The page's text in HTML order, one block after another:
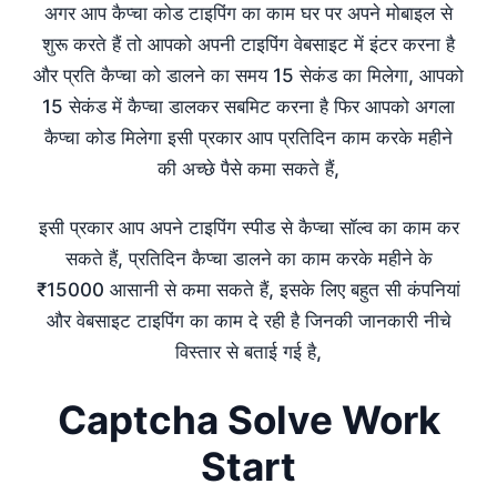
अगर आप कैप्चा कोड टाइपिंग का काम घर पर अपने मोबाइल से
शुरू करते हैं तो आपको अपनी टाइपिंग वेबसाइट में इंटर करना है
और प्रति कैप्चा को डालने का समय 15 सेकंड का मिलेगा, आपको
15 सेकंड में कैप्चा डालकर सबमिट करना है फिर आपको अगला
कैप्चा कोड मिलेगा इसी प्रकार आप प्रतिदिन काम करके महीने
की अच्छे पैसे कमा सकते हैं,
इसी प्रकार आप अपने टाइपिंग स्पीड से कैप्चा सॉल्व का काम कर
सकते हैं, प्रतिदिन कैप्चा डालने का काम करके महीने के
₹15000 आसानी से कमा सकते हैं, इसके लिए बहुत सी कंपनियां
और वेबसाइट टाइपिंग का काम दे रही है जिनकी जानकारी नीचे
विस्तार से बताई गई है,
Captcha Solve Work
Start